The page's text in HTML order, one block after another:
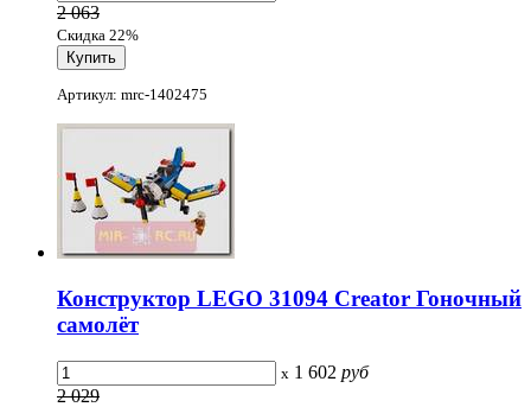
2 063
Скидка 22%
Артикул: mrc-1402475
Конструктор LEGO 31094 Creator Гоночный
самолёт
x 1 602 руб
2 029